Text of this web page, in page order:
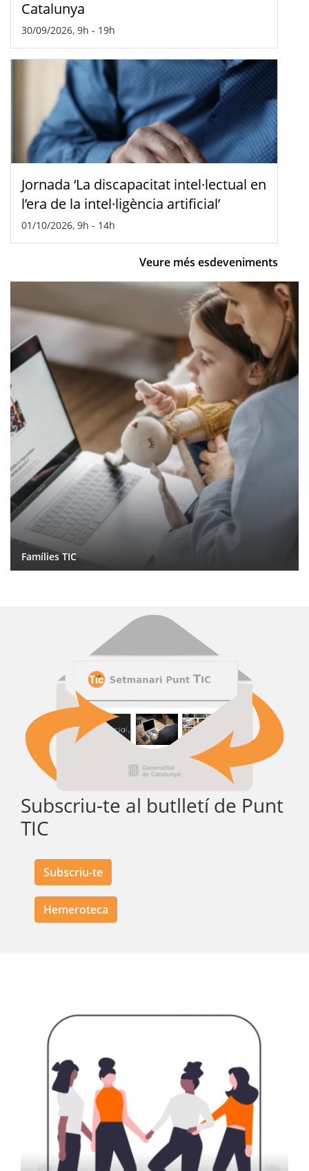
Catalunya
30/09/2026, 9h - 19h
Jornada ‘La discapacitat intel·lectual en
l’era de la intel·ligència artificial’
01/10/2026, 9h - 14h
Veure més esdeveniments
Famílies TIC
Subscriu-te al butlletí de Punt
TIC
Subscriu-te
Hemeroteca